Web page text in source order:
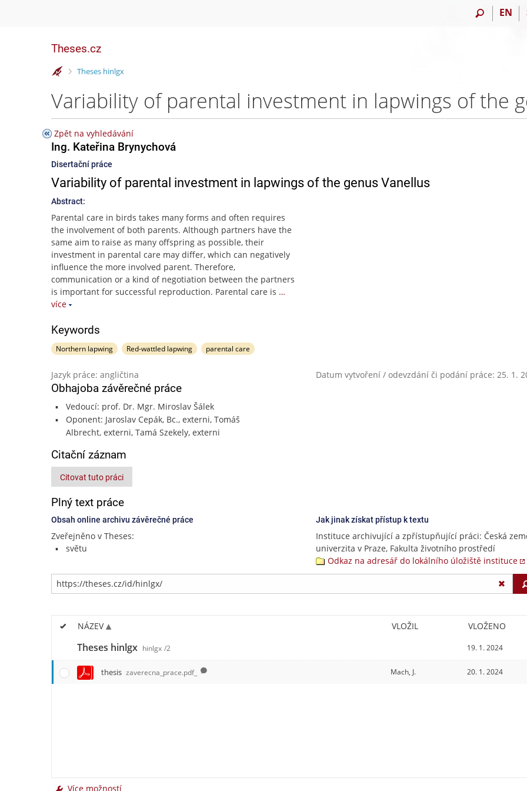
EN
Theses.cz
>
Theses hinlgx
Zpět na vyhledávání
Ing. Kateřina Brynychová
Disertační práce
Variability of parental investment in lapwings of the genus Vanellus
Abstract:
Parental care in birds takes many forms and often requires
the involvement of both parents. Although partners have the
same aim to raise as many offspring as possible, their
investment in parental care may differ, which can negatively
influence the more involved parent. Therefore,
communication or a kind of negotiation between the partners
is important for successful reproduction. Parental care is …
více
Keywords
Northern lapwing Red-wattled lapwing parental care
Jazyk práce: angličtina Datum vytvoření / odevzdání či podání práce: 25. 1.
Obhajoba závěrečné práce
Vedoucí: prof. Dr. Mgr. Miroslav Šálek
Oponent: Jaroslav Cepák, Bc., externi, Tomáš
Albrecht, externi, Tamá Szekely, externi
Citační záznam
Citovat tuto práci
Plný text práce
Obsah online archivu závěrečné práce
Zveřejněno v Theses:
světu
Jak jinak získat přístup k textu
Instituce archivující a zpřístupňující práci: Česká
univerzita v Praze, Fakulta životního prostředí
Odkaz na adresář do lokálního úložiště instituce
NÁZEV VLOŽIL VLOŽENO
Theses hinlgx hinlgx /2 19. 1. 2024
thesis zaverecna_prace.pdf_ Mach, J. 20. 1. 2024
Více možností